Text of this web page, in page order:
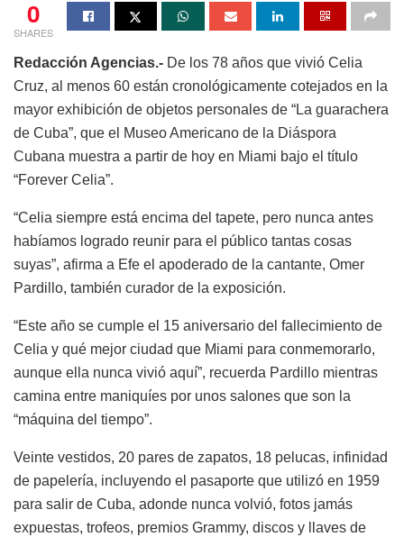
0
SHARES
Redacción Agencias.- De los 78 años que vivió Celia
Cruz, al menos 60 están cronológicamente cotejados en la
mayor exhibición de objetos personales de “La guarachera
de Cuba”, que el Museo Americano de la Diáspora
Cubana muestra a partir de hoy en Miami bajo el título
“Forever Celia”.
“Celia siempre está encima del tapete, pero nunca antes
habíamos logrado reunir para el público tantas cosas
suyas”, afirma a Efe el apoderado de la cantante, Omer
Pardillo, también curador de la exposición.
“Este año se cumple el 15 aniversario del fallecimiento de
Celia y qué mejor ciudad que Miami para conmemorarlo,
aunque ella nunca vivió aquí”, recuerda Pardillo mientras
camina entre maniquíes por unos salones que son la
“máquina del tiempo”.
Veinte vestidos, 20 pares de zapatos, 18 pelucas, infinidad
de papelería, incluyendo el pasaporte que utilizó en 1959
para salir de Cuba, adonde nunca volvió, fotos jamás
expuestas, trofeos, premios Grammy, discos y llaves de